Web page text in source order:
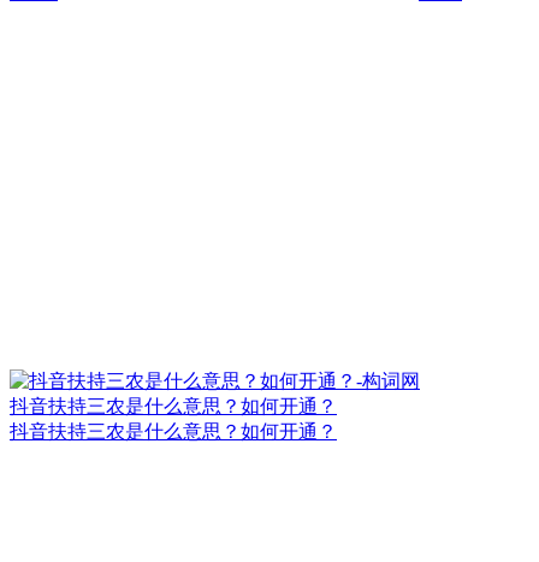
抖音扶持三农是什么意思？如何开通？
抖音扶持三农是什么意思？如何开通？